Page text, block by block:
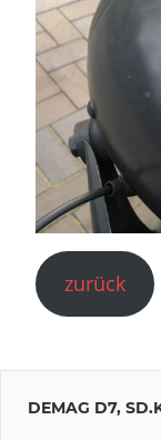
zurück
DEMAG D7,